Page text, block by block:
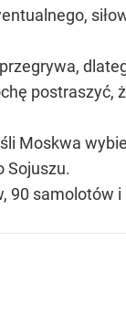
postraszyć,
Moskwa
Sojuszu.
90 samolotów